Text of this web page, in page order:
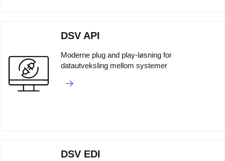
DSV API
Moderne plug and play-løsning for
datautveksling mellom systemer
DSV EDI